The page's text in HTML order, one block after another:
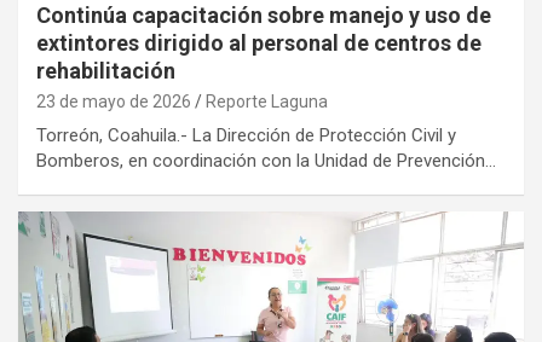
Continúa capacitación sobre manejo y uso de
extintores dirigido al personal de centros de
rehabilitación
23 de mayo de 2026 Reporte Laguna
Torreón, Coahuila.- La Dirección de Protección Civil y
Bomberos, en coordinación con la Unidad de Prevención…